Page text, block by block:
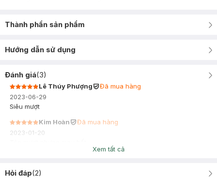
Thành phần sản phẩm
Hướng dẫn sử dụng
Đánh giá(3)
Lê Thúy Phượng
Đã mua hàng
2023-06-29
Siêu mượt
Kim Hoàn
Đã mua hàng
2023-01-20
Xem tất cả
Hỏi đáp(2)